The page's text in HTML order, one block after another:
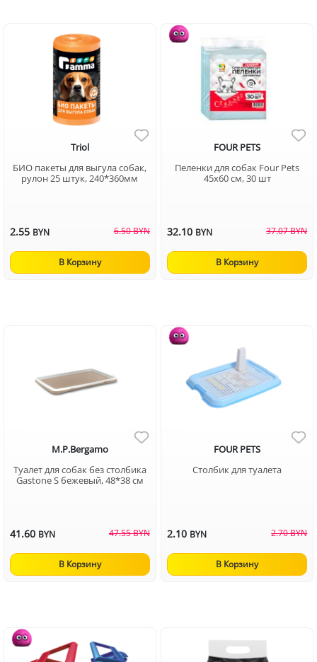
Triol
БИО пакеты для выгула собак,
рулон 25 штук, 240*360мм
2.55 BYN 6.50 BYN
В Корзину
FOUR PETS
Пеленки для собак Four Pets
45х60 см, 30 шт
32.10 BYN 37.07 BYN
В Корзину
M.P.Bergamo
Туалет для собак без столбика
Gastone S бежевый, 48*38 см
41.60 BYN 47.55 BYN
В Корзину
FOUR PETS
Столбик для туалета
2.10 BYN 2.70 BYN
В Корзину